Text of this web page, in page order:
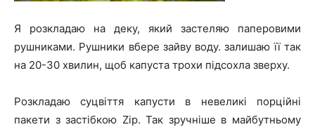
Я розкладаю на деку, який застеляю паперовими
рушниками. Рушники вбере зайву воду. залишаю її так
на 20-30 хвилин, щоб капуста трохи підсохла зверху.
Розкладаю суцвіття капусти в невеликі порційні
пакети з застібкою Zip. Так зручніше в майбутньому